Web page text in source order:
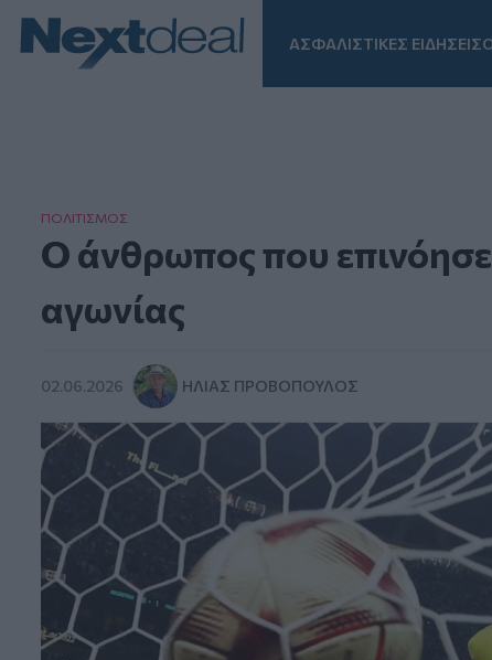
ΑΣΦΑΛΙΣΤΙΚΕΣ ΕΙΔΗΣΕΙΣ
ΠΟΛΙΤΙΣΜΟΣ
Ο άνθρωπος που
αγωνίας
02.06.2026 ΗΛΊΑΣ ΠΡΟΒΌΠΟΥΛΟΣ